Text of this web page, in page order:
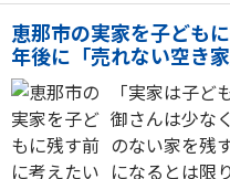
恵那市の実家を子ども
年後に「売れない空き
「実家は子
御さんは少な
のない家を残
になるとは限